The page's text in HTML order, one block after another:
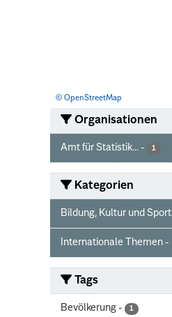
© OpenStreetMap
Organisationen
Amt für Statistik... - 1
Kategorien
Bildung, Kultur und Sport
Internationale Themen -
Tags
Bevölkerung - 1